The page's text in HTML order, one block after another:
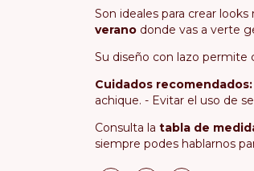
Son ideales para crear
verano donde vas a verte
Su diseño con lazo permite
Cuidados recomendados:
achique. - Evitar el uso de
Consulta la tabla de
siempre podes hablarnos